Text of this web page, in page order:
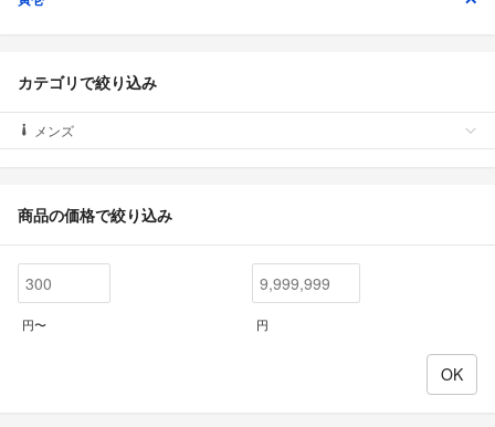
カテゴリで絞り込み
メンズ
商品の価格で絞り込み
円〜 円